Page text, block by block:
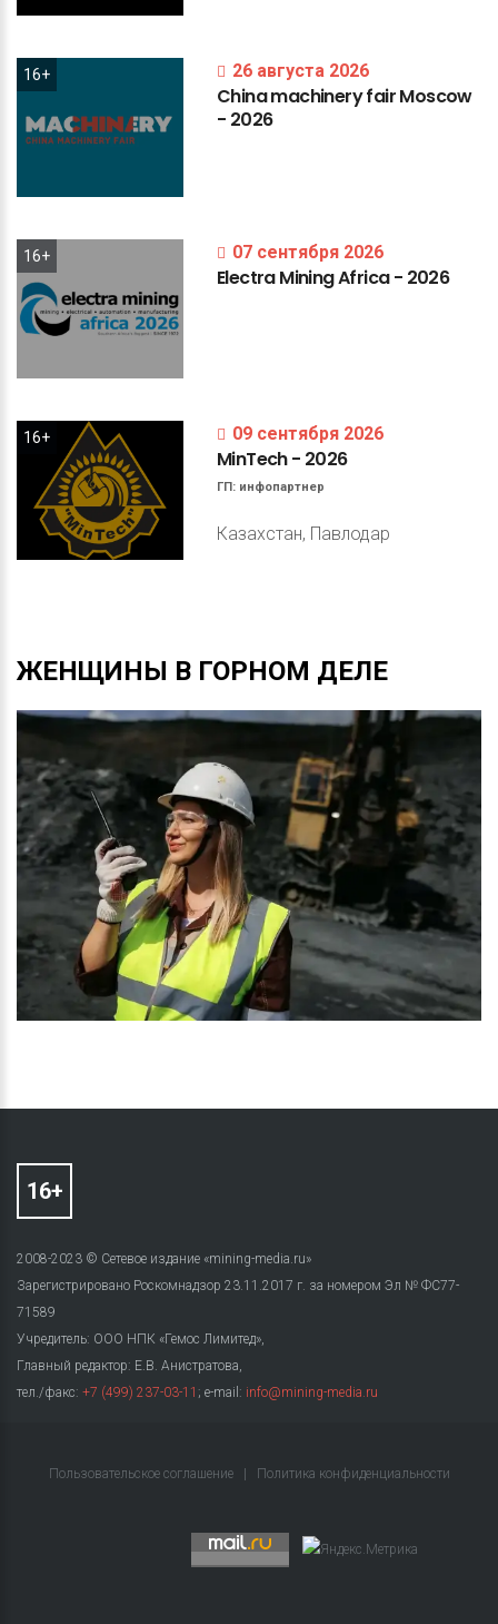
16+ 26 августа 2026
ChinamachineryfairMoscow
- 2026
16+ 07 сентября 2026
ElectraMiningAfrica- 2026
16+ 09 сентября 2026
MinTech- 2026
ГП: инфопартнер
Казахстан, Павлодар
ЖЕНЩИНЫ В ГОРНОМ ДЕЛЕ
2008-2023 © Сетевое издание «mining-media.ru»
Зарегистрировано Роскомнадзор 23.11.2017 г. за номером Эл № ФС77-
71589
Учредитель: ООО НПК «Гемос Лимитед»,
Главный редактор: Е.В. Анистратова,
тел./факс: +7 (499) 237-03-11 ; e-mail: info@mining-media.ru
Пользовательское соглашение Политика конфиденциальности